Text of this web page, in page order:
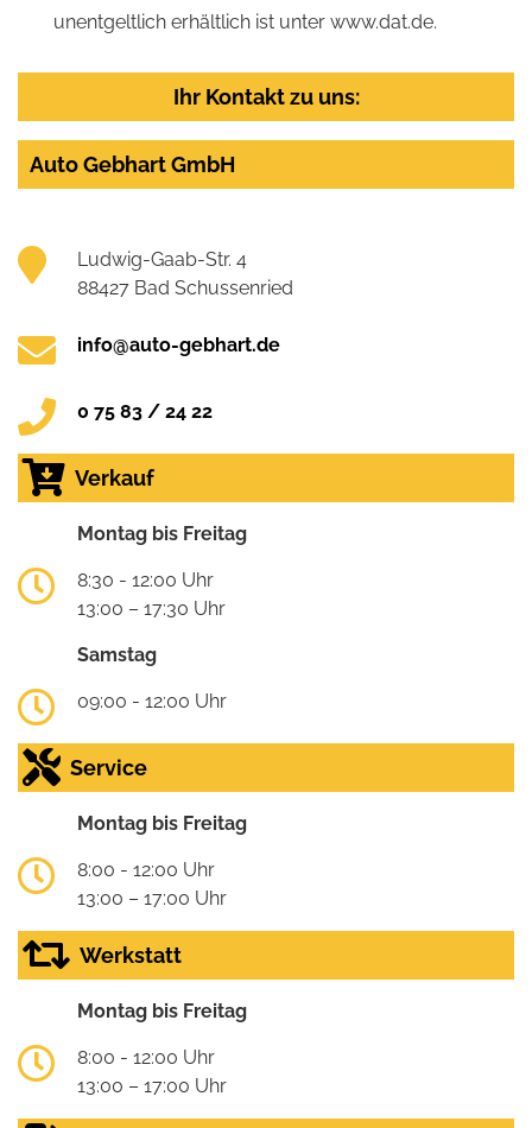
unentgeltlich erhältlich ist unter www.dat.de.
Ihr Kontakt zu uns:
Auto Gebhart GmbH
Ludwig-Gaab-Str. 4
88427 Bad Schussenried
info@auto-gebhart.de
0 75 83 / 24 22
Verkauf
Montag bis Freitag
8:30 - 12:00 Uhr
13:00 – 17:30 Uhr
Samstag
09:00 - 12:00 Uhr
Service
Montag bis Freitag
8:00 - 12:00 Uhr
13:00 – 17:00 Uhr
Werkstatt
Montag bis Freitag
8:00 - 12:00 Uhr
13:00 – 17:00 Uhr